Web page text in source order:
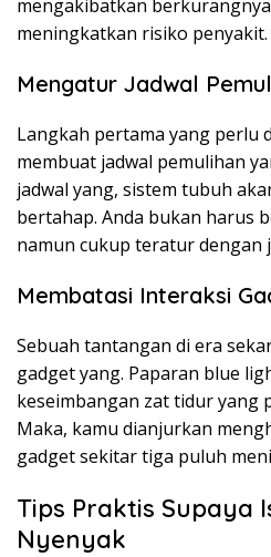
mengakibatkan
meningkatkan risiko penyakit.
Mengatur Jadwal
Langkah pertama yang perlu
membuat jadwal pemulihan
jadwal yang, sistem tubuh
bertahap. Anda bukan harus
namun cukup teratur dengan
Membatasi Interaksi
Sebuah tantangan di era
gadget yang. Paparan blue
keseimbangan zat tidur yang
Maka, kamu dianjurkan
gadget sekitar tiga puluh
Tips Praktis Supaya
Nyenyak